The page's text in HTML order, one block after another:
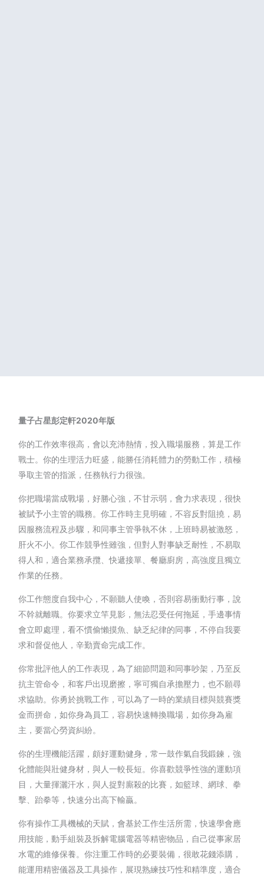
量子占星彭定軒2020年版
你的工作效率很高，會以充沛熱情，投入職場服務，算是工作
戰士。你的生理活力旺盛，能勝任消耗體力的勞動工作，積極
爭取主管的指派，任務執行力很強。
你把職場當成戰場，好勝心強，不甘示弱，會力求表現，很快
被賦予小主管的職務。你工作時主見明確，不容反對阻撓，易
因服務流程及步驟，和同事主管爭執不休，上班時易被激怒，
肝火不小。你工作競爭性雖強，但對人對事缺乏耐性，不易取
得人和，適合業務承攬、快遞接單、餐廳廚房，高強度且獨立
作業的任務。
你工作態度自我中心，不願聽人使喚，否則容易衝動行事，說
不幹就離職。你要求立竿見影，無法忍受任何拖延，手邊事情
會立即處理，看不慣偷懶摸魚、缺乏紀律的同事，不停自我要
求和督促他人，辛勤賣命完成工作。
你常批評他人的工作表現，為了細節問題和同事吵架，乃至反
抗主管命令，和客戶出現磨擦，寧可獨自承擔壓力，也不願尋
求協助。你勇於挑戰工作，可以為了一時的業績目標與競賽獎
金而拼命，如你身為員工，容易快速轉換職場，如你身為雇
主，要當心勞資糾紛。
你的生理機能活躍，頗好運動健身，常一鼓作氣自我鍛鍊，強
化體能與壯健身材，與人一較長短。你喜歡競爭性強的運動項
目，大量揮灑汗水，與人捉對廝殺的比賽，如籃球、網球、拳
擊、跆拳等，快速分出高下輸贏。
你有操作工具機械的天賦，會基於工作生活所需，快速學會應
用技能，動手組裝及拆解電腦電器等精密物品，自己從事家居
水電的維修保養。你注重工作時的必要裝備，很敢花錢添購，
能運用精密儀器及工具操作，展現熟練技巧性和精準度，適合